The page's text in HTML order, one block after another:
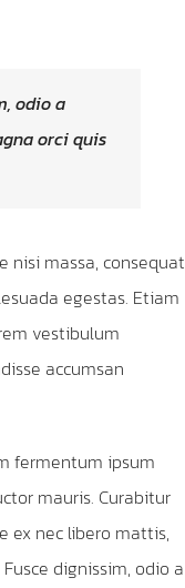
odio a
orci quis
nisi massa, consequat
egestas. Etiam
vestibulum
accumsan
fermentum ipsum
mauris. Curabitur
ex nec libero mattis,
dignissim, odio a